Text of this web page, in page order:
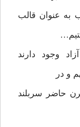
به عنوان قالب
وجود دارند
و در
حاضر سربلند